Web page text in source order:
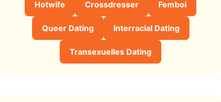
Hotwife Crossdresser Femboi
Queer Dating Interracial Dating
Transexuelles Dating